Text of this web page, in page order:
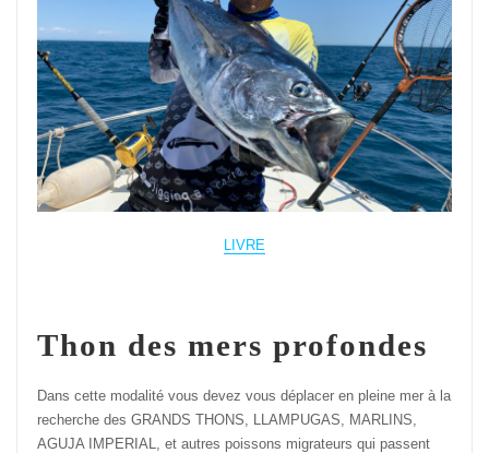
LIVRE
Thon des mers profondes
Dans cette modalité vous devez vous déplacer en pleine mer à la
recherche des GRANDS THONS, LLAMPUGAS, MARLINS,
AGUJA IMPERIAL, et autres poissons migrateurs qui passent